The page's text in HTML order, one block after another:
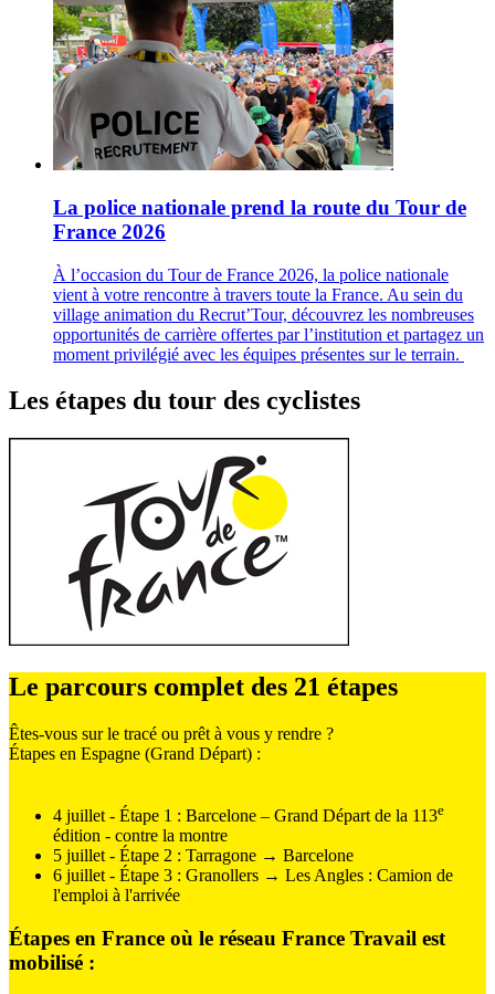
La police nationale prend la route du Tour de
France 2026
À l’occasion du Tour de France 2026, la police nationale
vient à votre rencontre à travers toute la France. Au sein du
village animation du Recrut’Tour, découvrez les nombreuses
opportunités de carrière offertes par l’institution et partagez un
moment privilégié avec les équipes présentes sur le terrain.
Les étapes du tour des cyclistes
Le parcours complet des 21 étapes
Êtes-vous sur le tracé ou prêt à vous y rendre ?
Étapes en Espagne (Grand Départ) :
4 juillet - Étape 1 : Barcelone – Grand Départ de la 113e
édition - contre la montre
5 juillet - Étape 2 : Tarragone → Barcelone
6 juillet - Étape 3 : Granollers → Les Angles : Camion de
l'emploi à l'arrivée
Étapes en France où le réseau France Travail est
mobilisé :